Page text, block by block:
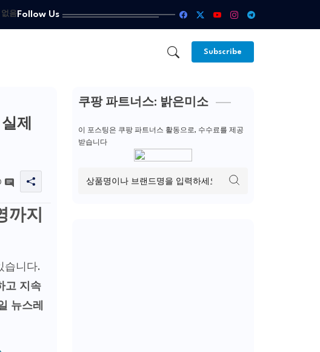
음Follow Us
Subscribe
제
까지
습니다.
고 지속
뉴스레
쿠팡 파트너스: 밝은미소
이 포스팅은 쿠팡 파트너스 활동으로, 수수료를 제공
받습니다